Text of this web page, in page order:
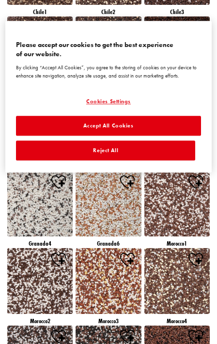
Chile1 Chile2 Chile3
Granada4 Granada6 Morocco1
Morocco2 Morocco3 Morocco4
Please accept our cookies to get the best experience
of our website.
By clicking “Accept All Cookies”, you agree to the storing of cookies on your device to
enhance site navigation, analyze site usage, and assist in our marketing efforts.
Cookies Settings
Reject All
Accept All Cookies